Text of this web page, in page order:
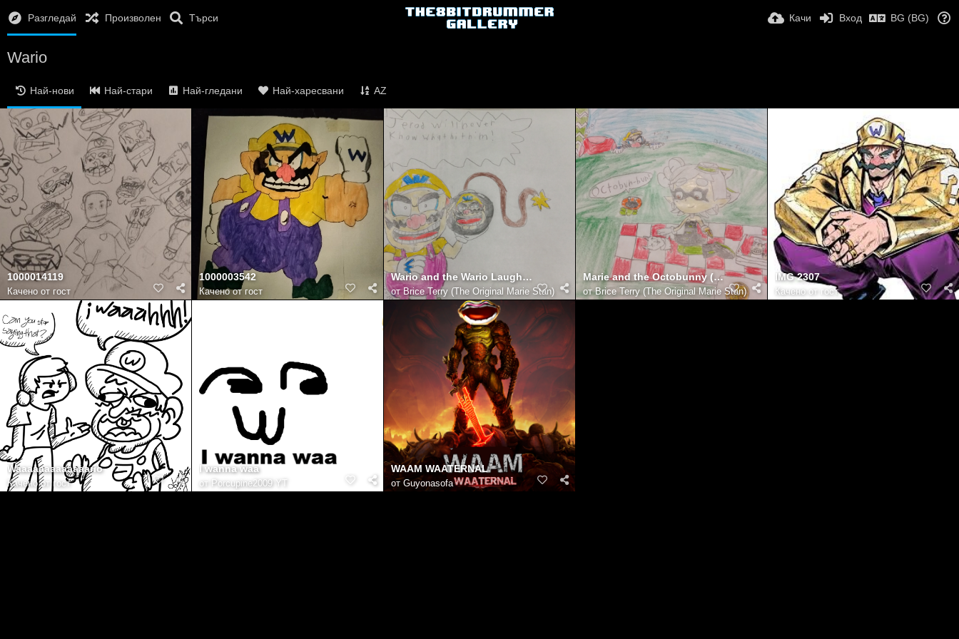
Разгледай Произволен Търси Качи Вход BG (BG)
Wario
Най-нови Най-стари Най-гледани Най-харесвани AZ
1000014119
Качено от гост
1000003542
Качено от гост
Wario and the Wario Laughing emote bomb
от Brice Terry (The Original Marie Stan)
Marie and the Octobunny (And Wario)
отBrice Terry (The Original Marie Stan)
IMG 2307
Качено от гост
Waaaaaaaaaaaaario
Качено от гост
I wanna waa
от Porcupine2009 YT
WAAM WAATERNAL
от Guyonasofa